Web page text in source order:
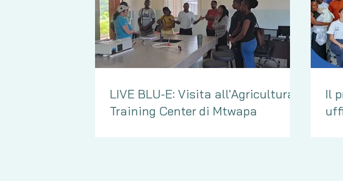
LIVE BLU-E: Visita all'Agricultural
Training Center di Mtwapa
Il